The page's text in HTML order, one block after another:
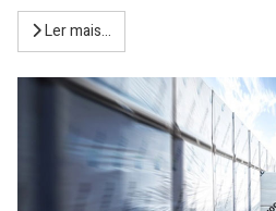
Ler mais...